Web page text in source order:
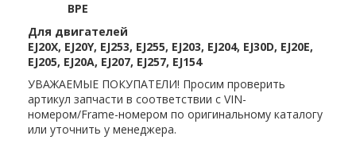
BPE
Для двигателей
EJ20X, EJ20Y, EJ253, EJ255, EJ203, EJ204, EJ30D, EJ20E,
EJ205, EJ20A, EJ207, EJ257, EJ154
УВАЖАЕМЫЕ ПОКУПАТЕЛИ! Просим проверить
артикул запчасти в соответствии с VIN-
номером/Frame-номером по оригинальному каталогу
или уточнить у менеджера.